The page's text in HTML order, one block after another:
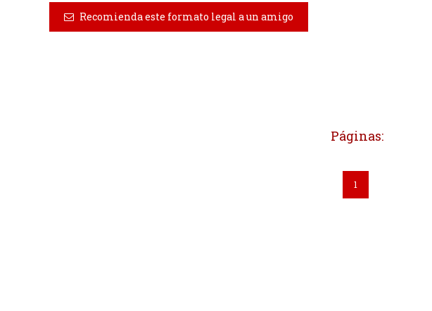
Recomienda este formato legal a un amigo
Páginas:
1